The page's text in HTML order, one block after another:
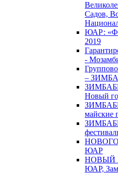
Садов,
ЮАР:
2019
-
–
Новый
майские
ЮАР
НОВЫЙ
ЮАР,